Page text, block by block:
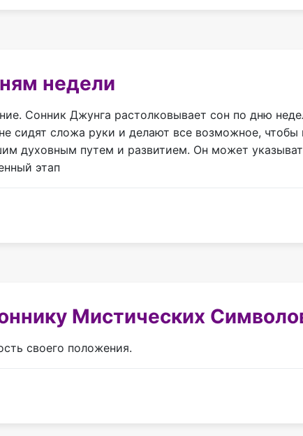
недели
Сонник Джунга растолковывает сон по дню
сидят сложа руки и делают все возможное, чтобы
духовным путем и развитием. Он может
этап
Мистических
своего положения.